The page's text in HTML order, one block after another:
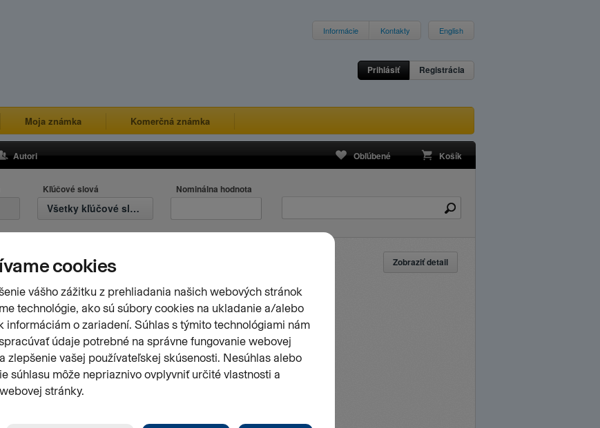
Informácie Kontakty English
Prihlásiť Registrácia
Moja známka Komerčná známka
Autori Obľúbené Košík
Kľúčové slová
Všetky kľúčové slová
Nominálna hodnota
Zobraziť detail